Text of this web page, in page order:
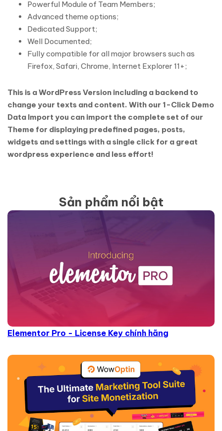
Powerful Module of Team Members;
Advanced theme options;
Dedicated Support;
Well Documented;
Fully compatible for all major browsers such as
Firefox, Safari, Chrome, Internet Explorer 11+;
This is a WordPress Version including a backend to
change your texts and content. With our 1-Click Demo
Data Import you can import the complete set of our
Theme for displaying predefined pages, posts,
widgets and settings with a single click for a great
wordpress experience and less effort!
Sản phẩm nổi bật
Elementor Pro - License Key chính hãng